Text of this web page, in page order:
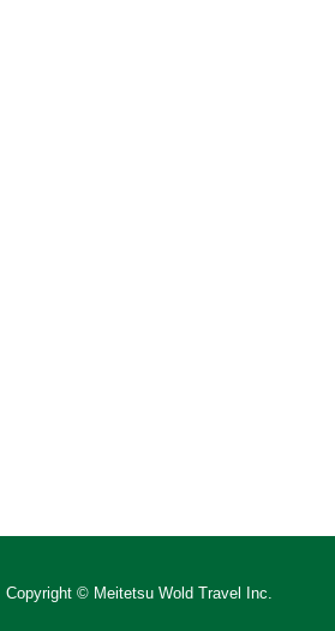
Copyright © Meitetsu Wold Travel Inc.